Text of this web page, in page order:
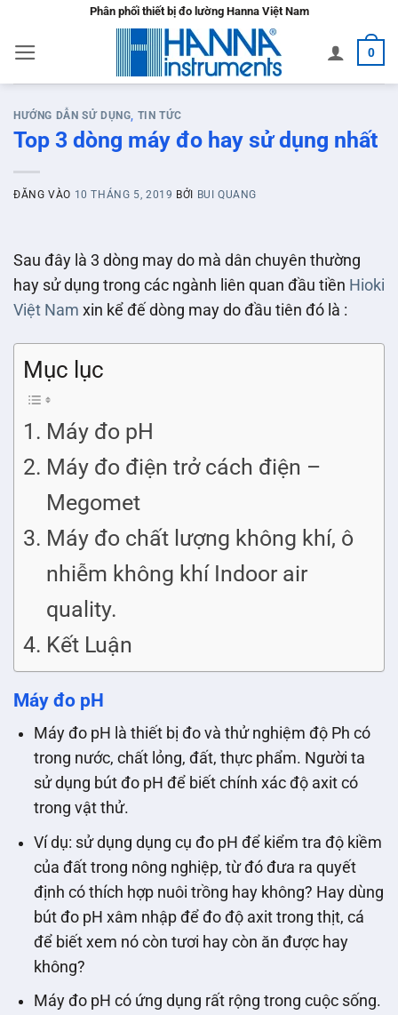
nội
dung
Phân phối thiết bị đo lường Hanna Việt Nam
0
HƯỚNG DẪN SỬ DỤNG, TIN TỨC
Top 3 dòng máy đo hay sử dụng nhất
ĐĂNG VÀO 10 THÁNG 5, 2019 BỞI BUI QUANG
Sau đây là 3 dòng may do mà dân chuyên thường
hay sử dụng trong các ngành liên quan đầu tiền Hioki
Việt Nam xin kể đế dòng may do đầu tiên đó là :
Mục lục
Máy đo pH
Máy đo điện trở cách điện –
Megomet
Máy đo chất lượng không khí, ô
nhiễm không khí Indoor air
quality.
Kết Luận
Máy đo pH
Máy đo pH là thiết bị đo và thử nghiệm độ Ph có
trong nước, chất lỏng, đất, thực phẩm. Người ta
sử dụng bút đo pH để biết chính xác độ axit có
trong vật thử.
Ví dụ: sử dụng dụng cụ đo pH để kiểm tra độ kiềm
của đất trong nông nghiệp, từ đó đưa ra quyết
định có thích hợp nuôi trồng hay không? Hay dùng
bút đo pH xâm nhập để đo độ axit trong thịt, cá
để biết xem nó còn tươi hay còn ăn được hay
không?
Máy đo pH có ứng dụng rất rộng trong cuộc sống.